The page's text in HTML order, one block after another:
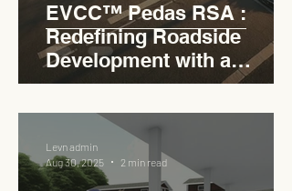
EVCC™ Pedas RSA :
Redefining Roadside
Development with a
Circular Carpark for
Seamless Access
Levn admin
Aug 30, 2025
2 min read